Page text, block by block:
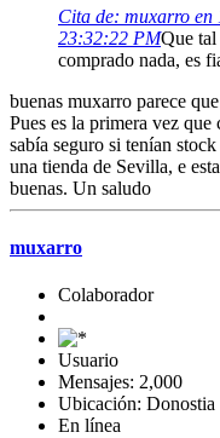
Cita de: muxarro en
23:32:22 PMQue tal
comprado nada, es
buenas muxarro parece
Pues es la primera vez
sabía seguro si tenían
una tienda de Sevilla, e
buenas. Un saludo
muxarro
Colaborador
Usuario
Mensajes: 2,000
Ubicación: Donostia
En línea